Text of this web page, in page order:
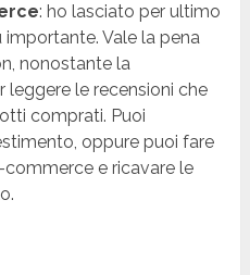
: ho lasciato per ultimo
Vale la pena
nonostante la
leggere le recensioni che
comprati. Puoi
oppure puoi fare
e ricavare le